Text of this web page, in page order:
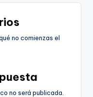
no comienzas el
no será publicada.